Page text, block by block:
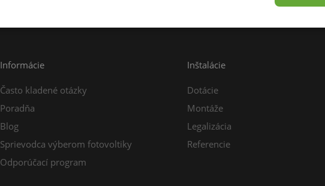
Informácie
Často kladené otázky
Poradňa
Blog
Sprievodca výberom fotovoltiky
Odporúčací program
Inštalácie
Dotácie
Montáže
Legalizácia
Referencie